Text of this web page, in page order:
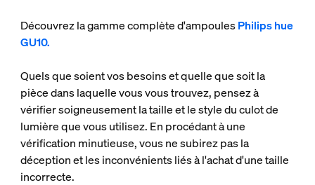
Découvrez la gamme complète d'ampoulesPhilips hue
GU10.
Quels que soient vos besoins et quelle que soit la
pièce dans laquelle vous vous trouvez, pensez à
vérifier soigneusement la taille et le style du culot de
lumière que vous utilisez. En procédant à une
vérification minutieuse, vous ne subirez pas la
déception et les inconvénients liés à l'achat d'une taille
incorrecte.